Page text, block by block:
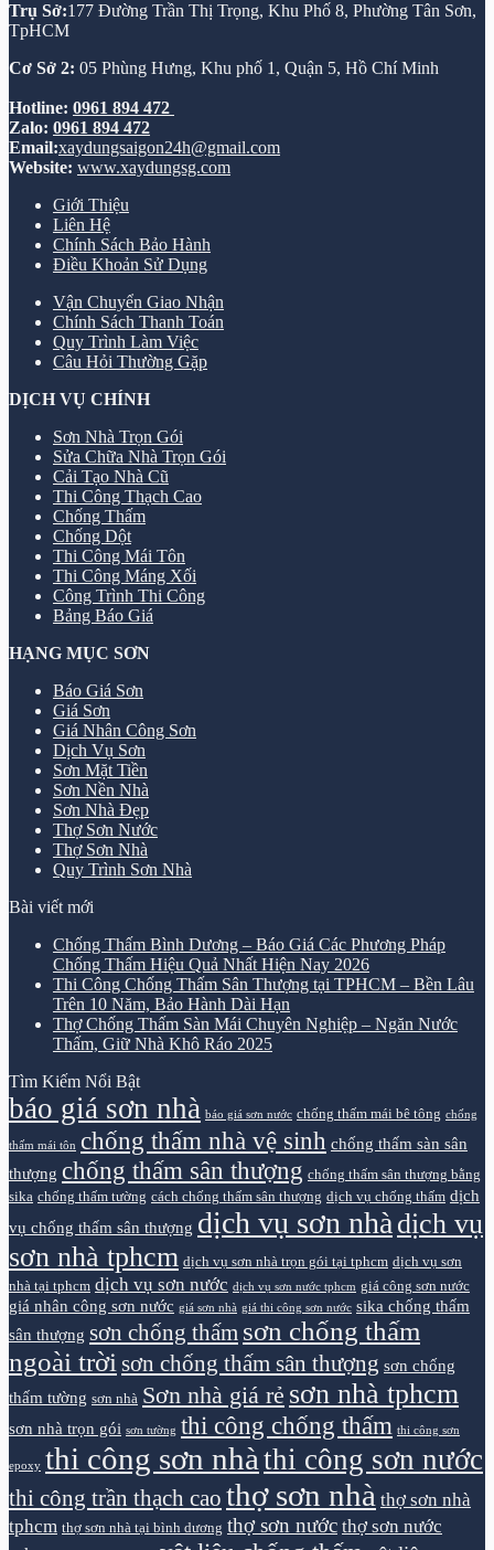
Trụ Sở:177 Đường Trần Thị Trọng, Khu Phố 8, Phường Tân Sơn,
TpHCM
Cơ Sở 2: 05 Phùng Hưng, Khu phố 1, Quận 5, Hồ Chí Minh
Hotline: 0961 894 472
Zalo: 0961 894 472
Email:xaydungsaigon24h@gmail.com
Website: www.xaydungsg.com
Giới Thiệu
Liên Hệ
Chính Sách Bảo Hành
Điều Khoản Sử Dụng
Vận Chuyển Giao Nhận
Chính Sách Thanh Toán
Quy Trình Làm Việc
Câu Hỏi Thường Gặp
DỊCH VỤ CHÍNH
Sơn Nhà Trọn Gói
Sửa Chữa Nhà Trọn Gói
Cải Tạo Nhà Cũ
Thi Công Thạch Cao
Chống Thấm
Chống Dột
Thi Công Mái Tôn
Thi Công Máng Xối
Công Trình Thi Công
Bảng Báo Giá
HẠNG MỤC SƠN
Báo Giá Sơn
Giá Sơn
Giá Nhân Công Sơn
Dịch Vụ Sơn
Sơn Mặt Tiền
Sơn Nền Nhà
Sơn Nhà Đẹp
Thợ Sơn Nước
Thợ Sơn Nhà
Quy Trình Sơn Nhà
Bài viết mới
Chống Thấm Bình Dương – Báo Giá Các Phương Pháp
Chống Thấm Hiệu Quả Nhất Hiện Nay 2026
Thi Công Chống Thấm Sân Thượng tại TPHCM – Bền Lâu
Trên 10 Năm, Bảo Hành Dài Hạn
Thợ Chống Thấm Sàn Mái Chuyên Nghiệp – Ngăn Nước
Thấm, Giữ Nhà Khô Ráo 2025
Tìm Kiếm Nổi Bật
báo giá sơn nhà báo giá sơn nước chống thấm mái bê tông chống
thấm mái tôn chống thấm nhà vệ sinh chống thấm sàn sân
thượng chống thấm sân thượng chống thấm sân thượng bằng
sika chống thấm tường cách chống thấm sân thượng dịch vụ chống thấm dịch
vụ chống thấm sân thượng dịch vụ sơn nhà dịch vụ
sơn nhà tphcm dịch vụ sơn nhà trọn gói tại tphcm dịch vụ sơn
nhà tại tphcm dịch vụ sơn nước dịch vụ sơn nước tphcm giá công sơn nước
giá nhân công sơn nước giá sơn nhà giá thi công sơn nước sika chống thấm
sân thượng sơn chống thấm sơn chống thấm
ngoài trời sơn chống thấm sân thượng sơn chống
thấm tường sơn nhà Sơn nhà giá rẻ sơn nhà tphcm
sơn nhà trọn gói sơn tường thi công chống thấm thi công sơn
epoxy thi công sơn nhà thi công sơn nước
thi công trần thạch cao thợ sơn nhà thợ sơn nhà
tphcm thợ sơn nhà tại bình dương thợ sơn nước thợ sơn nước